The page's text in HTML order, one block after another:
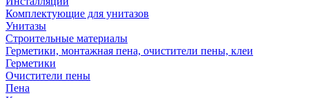
Комплектующие для унитазов
Унитазы
Строительные материалы
Герметики, монтажная пена, очистители пены, клеи
Герметики
Очистители пены
Пена